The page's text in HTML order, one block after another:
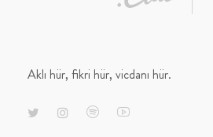
Aklı hür, fikri hür, vicdanı hür.